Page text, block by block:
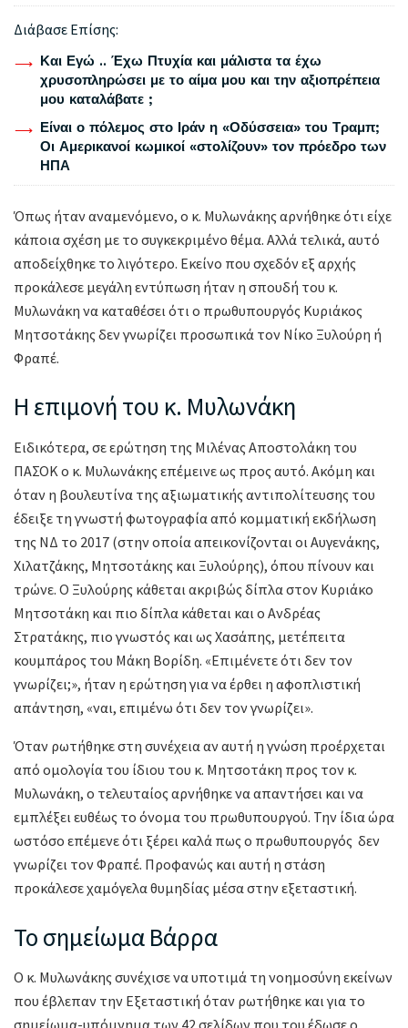
Διάβασε Επίσης:
Και Εγώ .. Έχω Πτυχία και μάλιστα τα έχω
χρυσοπληρώσει με το αίμα μου και την αξιοπρέπεια
μου καταλάβατε ;
Είναι ο πόλεμος στο Ιράν η «Οδύσσεια» του Τραμπ;
Οι Αμερικανοί κωμικοί «στολίζουν» τον πρόεδρο των
ΗΠΑ
Όπως ήταν αναμενόμενο, ο κ. Μυλωνάκης αρνήθηκε ότι είχε
κάποια σχέση με το συγκεκριμένο θέμα. Αλλά τελικά, αυτό
αποδείχθηκε το λιγότερο. Εκείνο που σχεδόν εξ αρχής
προκάλεσε μεγάλη εντύπωση ήταν η σπουδή του κ.
Μυλωνάκη να καταθέσει ότι ο πρωθυπουργός Κυριάκος
Μητσοτάκης δεν γνωρίζει προσωπικά τον Νίκο Ξυλούρη ή
Φραπέ.
Η επιμονή του κ. Μυλωνάκη
Ειδικότερα, σε ερώτηση της Μιλένας Αποστολάκη του
ΠΑΣΟΚ ο κ. Μυλωνάκης επέμεινε ως προς αυτό. Ακόμη και
όταν η βουλευτίνα της αξιωματικής αντιπολίτευσης του
έδειξε τη γνωστή φωτογραφία από κομματική εκδήλωση
της ΝΔ το 2017 (στην οποία απεικονίζονται οι Αυγενάκης,
Χιλατζάκης, Μητσοτάκης και Ξυλούρης), όπου πίνουν και
τρώνε. Ο Ξυλούρης κάθεται ακριβώς δίπλα στον Κυριάκο
Μητσοτάκη και πιο δίπλα κάθεται και ο Ανδρέας
Στρατάκης, πιο γνωστός και ως Χασάπης, μετέπειτα
κουμπάρος του Μάκη Βορίδη. «Επιμένετε ότι δεν τον
γνωρίζει;», ήταν η ερώτηση για να έρθει η αφοπλιστική
απάντηση, «ναι, επιμένω ότι δεν τον γνωρίζει».
Όταν ρωτήθηκε στη συνέχεια αν αυτή η γνώση προέρχεται
από ομολογία του ίδιου του κ. Μητσοτάκη προς τον κ.
Μυλωνάκη, ο τελευταίος αρνήθηκε να απαντήσει και να
εμπλέξει ευθέως το όνομα του πρωθυπουργού. Την ίδια ώρα
ωστόσο επέμενε ότι ξέρει καλά πως ο πρωθυπουργός δεν
γνωρίζει τον Φραπέ. Προφανώς και αυτή η στάση
προκάλεσε χαμόγελα θυμηδίας μέσα στην εξεταστική.
Το σημείωμα Βάρρα
Ο κ. Μυλωνάκης συνέχισε να υποτιμά τη νοημοσύνη εκείνων
που έβλεπαν την Εξεταστική όταν ρωτήθηκε και για το